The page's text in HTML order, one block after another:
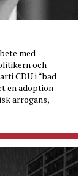
med
och
CDU i “bad
en adoption
arrogans,